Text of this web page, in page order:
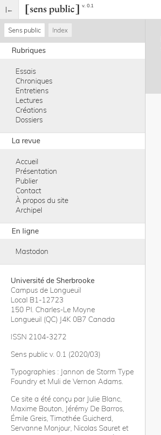
v. 0.1
Sens public Index
Rubriques
Essais
Chroniques
Entretiens
Lectures
Créations
Dossiers
La revue
Accueil
Présentation
Publier
Contact
À propos du site
Archipel
En ligne
Mastodon
Université de Sherbrooke
Campus de Longueuil
Local B1-12723
150 Pl. Charles-Le Moyne
Longueuil (QC) J4K 0B7 Canada
ISSN 2104-3272
Sens public v. 0.1 (2020/03)
Typographies : Jannon de Storm Type
Foundry et Muli de Vernon Adams.
Ce site a été conçu par Julie Blanc,
Maxime Bouton, Jérémy De Barros,
Émile Greis, Timothée Guicherd,
Servanne Monjour, Nicolas Sauret et